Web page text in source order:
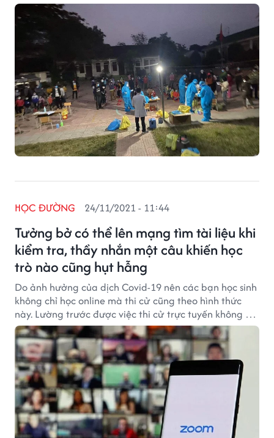
Tưởng bở có thể lên mạng tìm tài liệu khi
kiểm tra, thầy nhắn một câu khiến học
trò nào cũng hụt hẫng
HỌC ĐƯỜNG 24/11/2021 - 11:44
Do ảnh hưởng của dịch Covid-19 nên các bạn học sinh
không chỉ học online mà thi cử cũng theo hình thức
này. Lường trước được việc thi cử trực tuyến không có
sự giám sát trực tiếp của giáo viên, học sinh sẽ tha hồ
lên mạng tra cứu kiến thức, các thầy cô giáo ngay lập
tức có những biện pháp ngăn chặn.